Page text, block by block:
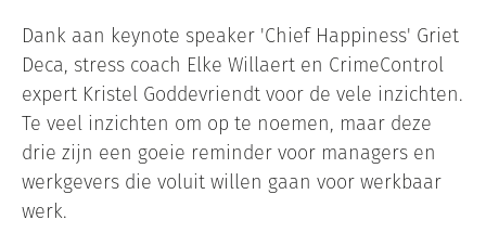
Dank aan keynote speaker 'Chief Happiness' Griet
Deca, stress coach Elke Willaert en CrimeControl
expert Kristel Goddevriendt voor de vele inzichten.
Te veel inzichten om op te noemen, maar deze
drie zijn een goeie reminder voor managers en
werkgevers die voluit willen gaan voor werkbaar
werk.